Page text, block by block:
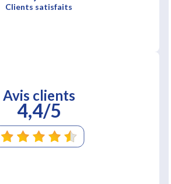
Clients satisfaits
Avis clients
4,4/5